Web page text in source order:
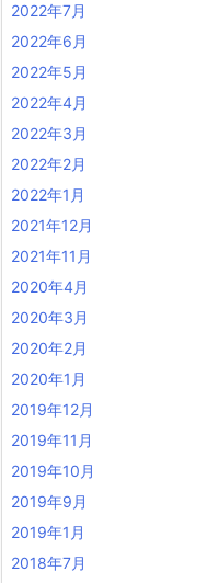
2022年7月
2022年6月
2022年5月
2022年4月
2022年3月
2022年2月
2022年1月
2021年12月
2021年11月
2020年4月
2020年3月
2020年2月
2020年1月
2019年12月
2019年11月
2019年10月
2019年9月
2019年1月
2018年7月